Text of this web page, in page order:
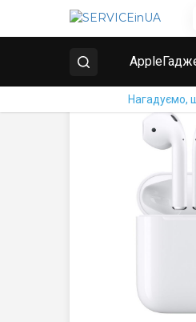
Apple
Нагадуємо,
Головна Ремонт